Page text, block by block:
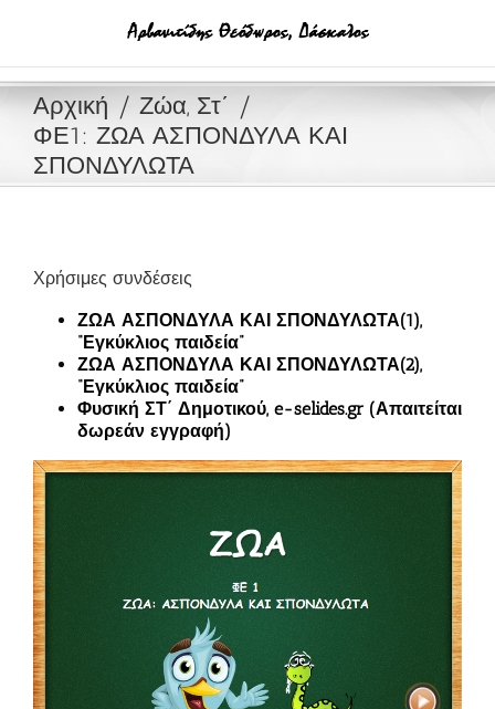
Αρχική
Ζώα, Στ΄
ΦΕ1: ΖΩΑ ΑΣΠΟΝΔΥΛΑ ΚΑΙ
ΣΠΟΝΔΥΛΩΤΑ
Χρήσιμες συνδέσεις
ΖΩΑ ΑΣΠΟΝΔΥΛΑ ΚΑΙ ΣΠΟΝΔΥΛΩΤΑ(1),
“Εγκύκλιος παιδεία”
ΖΩΑ ΑΣΠΟΝΔΥΛΑ ΚΑΙ ΣΠΟΝΔΥΛΩΤΑ(2),
“Εγκύκλιος παιδεία”
Φυσική ΣΤ΄ Δημοτικού, e-selides.gr (Απαιτείται
δωρεάν εγγραφή)